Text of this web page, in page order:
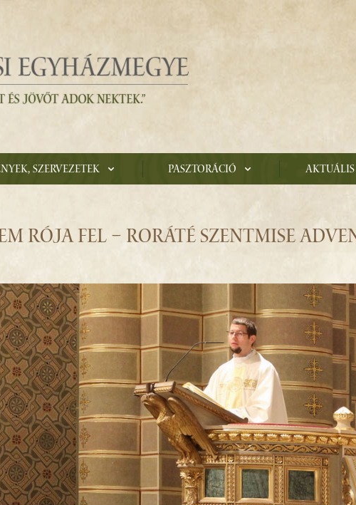
szervezetek Pasztoráció Aktuális
RÓJA FEL – RORÁTÉ SZENTMISE